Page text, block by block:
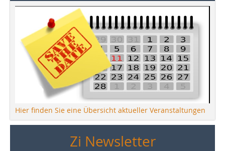
Hier finden Sie eine Übersicht aktueller Veranstaltungen
Zi Newsletter